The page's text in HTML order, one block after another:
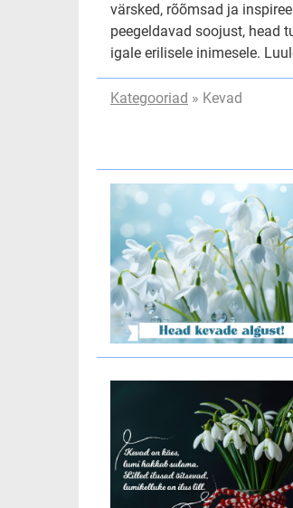
värsked, rõõmsad ja
peegeldavad soojust, head
igale erilisele inimesele.
Kategooriad » Kevad